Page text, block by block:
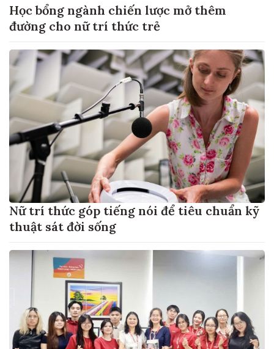
Học bổng ngành chiến lược mở thêm
đường cho nữ trí thức trẻ
Nữ trí thức góp tiếng nói để tiêu chuẩn kỹ
thuật sát đời sống